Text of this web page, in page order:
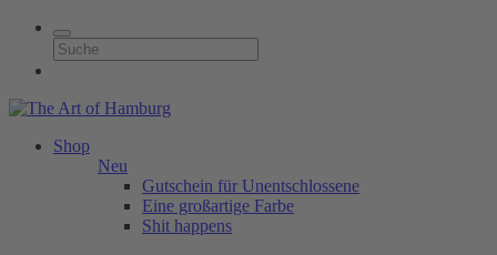
Shop
Neu
Gutschein für Unentschlossene
Eine großartige Farbe
Shit happens